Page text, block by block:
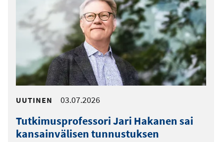
UUTINEN 03.07.2026
Tutkimusprofessori Jari Hakanen sai
kansainvälisen tunnustuksen